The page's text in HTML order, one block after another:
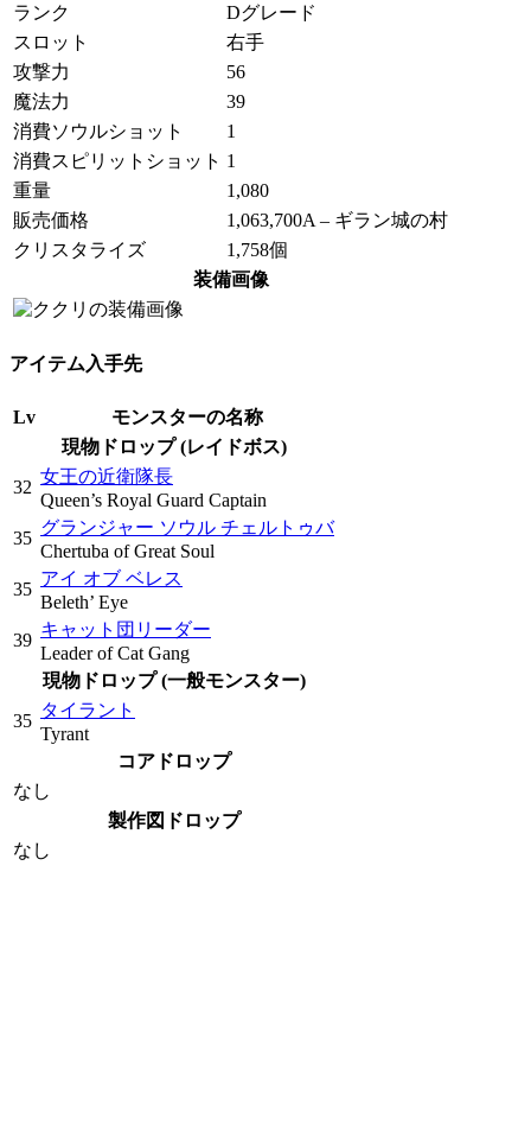
ランク
Dグレード
スロット
右手
攻撃力
56
魔法力
39
消費ソウルショット
1
消費スピリットショット 1
重量
1,080
販売価格
1,063,700A – ギラン城の村
クリスタライズ
1,758個
装備画像
アイテム入手先
Lv
モンスターの名称
現物ドロップ (レイドボス)
32
女王の近衛隊長
Queen’s Royal Guard Captain
35
グランジャー ソウル チェルトゥバ
Chertuba of Great Soul
35
アイ オブ ベレス
Beleth’ Eye
39
キャット団リーダー
Leader of Cat Gang
現物ドロップ (一般モンスター)
35
タイラント
Tyrant
コアドロップ
なし
製作図ドロップ
なし